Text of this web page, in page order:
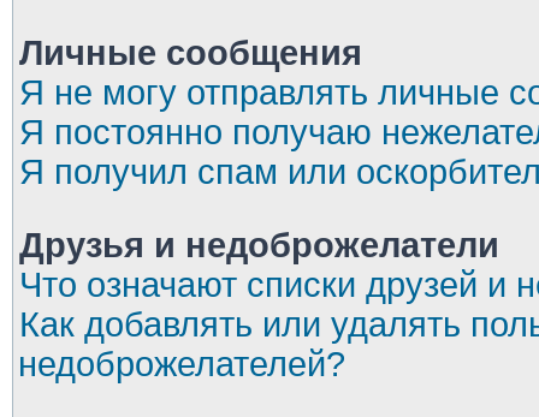
Личные сообщения
Я не могу отправлять личные
Я постоянно получаю
Я получил спам или
Друзья и недоброжелатели
Что означают списки друзей и
Как добавлять или удалять
недоброжелателей?